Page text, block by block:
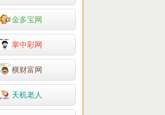
金多宝网
掌中彩网
横财富网
天机老人